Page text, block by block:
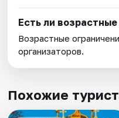
Есть ли
Возрастные
организаторов.
Похожие